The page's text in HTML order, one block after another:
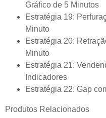
Gráfico de 5 Minutos
Estratégia 19:
Minuto
Estratégia 20:
Minuto
Estratégia 21:
Indicadores
Estratégia 22: Gap
Produtos Relacionados